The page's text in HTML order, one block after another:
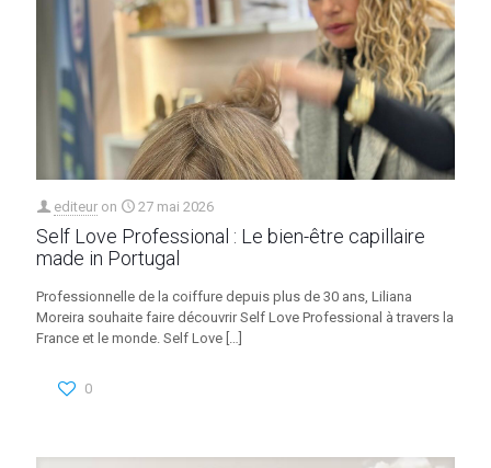
editeur on 27 mai 2026
Self Love Professional : Le bien-être capillaire
made in Portugal
Professionnelle de la coiffure depuis plus de 30 ans, Liliana
Moreira souhaite faire découvrir Self Love Professional à travers la
France et le monde. Self Love
0